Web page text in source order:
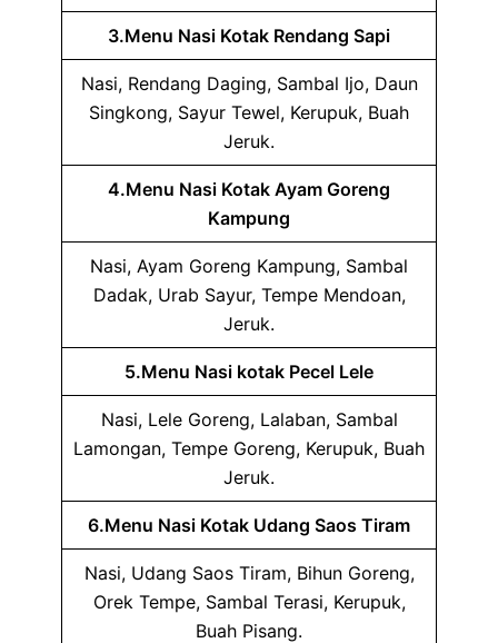
3.Menu Nasi Kotak Rendang Sapi
Nasi, Rendang Daging, Sambal Ijo, Daun
Singkong, Sayur Tewel, Kerupuk, Buah
Jeruk.
4.Menu Nasi Kotak Ayam Goreng
Kampung
Nasi, Ayam Goreng Kampung, Sambal
Dadak, Urab Sayur, Tempe Mendoan,
Jeruk.
5.Menu Nasi kotak Pecel Lele
Nasi, Lele Goreng, Lalaban, Sambal
Lamongan, Tempe Goreng, Kerupuk, Buah
Jeruk.
6.Menu Nasi Kotak Udang Saos Tiram
Nasi, Udang Saos Tiram, Bihun Goreng,
Orek Tempe, Sambal Terasi, Kerupuk,
Buah Pisang.